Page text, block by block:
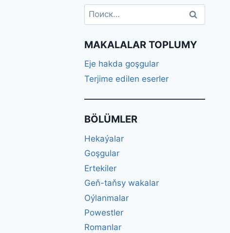
Найти:
MAKALALAR TOPLUMY
Eje hakda goşgular
Terjime edilen eserler
BÖLÜMLER
Hekaýalar
Goşgular
Ertekiler
Geň-taňsy wakalar
Oýlanmalar
Powestler
Romanlar